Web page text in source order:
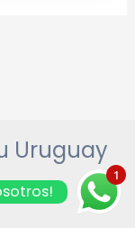
Uruguay
1